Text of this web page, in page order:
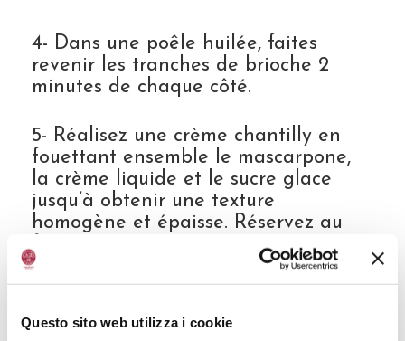
Questo sito web utilizza i cookie
4- Dans une poêle huilée, faites
revenir les tranches de brioche 2
minutes de chaque côté.
5- Réalisez une crème chantilly en
fouettant ensemble le mascarpone,
la crème liquide et le sucre glace
jusqu’à obtenir une texture
homogène et épaisse. Réservez au
frais.
balsamique en versant dans une